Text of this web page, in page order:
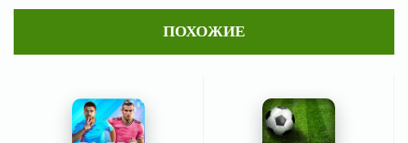
ПОХОЖИЕ